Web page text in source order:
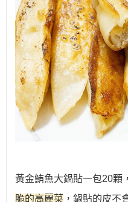
黃金鮪魚大鍋貼一包20顆，
脆的高麗菜 ，鍋貼的皮不